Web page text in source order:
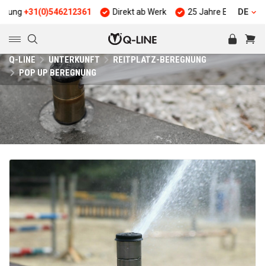
Direkt ab Werk 25 Jahre Erfahrung DE
Q-LINE UNTERKUNFT
REITPLATZ-BEREGNUNG
POP UP BEREGNUNG